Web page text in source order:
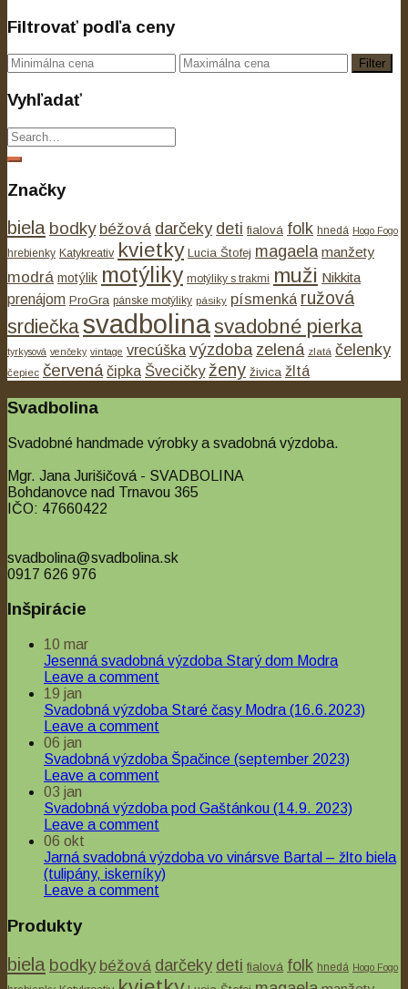
Filtrovať podľa ceny
Filter
Vyhľadať
Značky
biela bodky béžová darčeky deti fialová folk hnedá Hogo Fogo
hrebienky Katykreativ kvietky Lucia Štofej magaela manžety
modrá motýlik motýliky motýliky s trakmi muži Nikkita
prenájom ProGra pánske motýliky pásiky písmenká ružová
srdiečkasvadbolinasvadobné pierka
tyrkysová venčeky vintage vrecúška výzdoba zelená zlatá čelenky
čepiec červená čipka Švecičky ženy živica žltá
Svadbolina
Svadobné handmade výrobky a svadobná výzdoba.
Mgr. Jana Jurišičová - SVADBOLINA
Bohdanovce nad Trnavou 365
IČO: 47660422
svadbolina@svadbolina.sk
0917 626 976
Inšpirácie
10 mar
Jesenná svadobná výzdoba Starý dom Modra
Leave a comment
19 jan
Svadobná výzdoba Staré časy Modra (16.6.2023)
Leave a comment
06 jan
Svadobná výzdoba Špačince (september 2023)
Leave a comment
03 jan
Svadobná výzdoba pod Gaštánkou (14.9. 2023)
Leave a comment
06 okt
Jarná svadobná výzdoba vo vinársve Bartal – žlto biela
(tulipány, iskerníky)
Leave a comment
Produkty
biela bodky béžová darčeky deti fialová folk hnedá Hogo Fogo